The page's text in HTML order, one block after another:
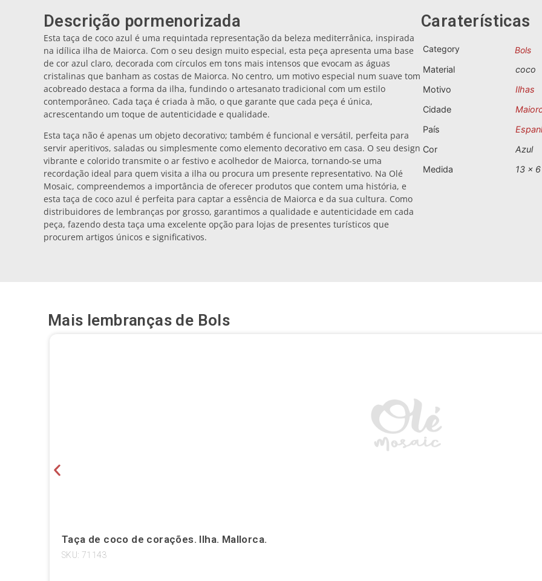
Descrição pormenorizada
Esta taça de coco azul é uma requintada representação da beleza mediterrânica, inspirada
na idílica ilha de Maiorca. Com o seu design muito especial, esta peça apresenta uma base
de cor azul claro, decorada com círculos em tons mais intensos que evocam as águas
cristalinas que banham as costas de Maiorca. No centro, um motivo especial num suave tom
acobreado destaca a forma da ilha, fundindo o artesanato tradicional com um estilo
contemporâneo. Cada taça é criada à mão, o que garante que cada peça é única,
acrescentando um toque de autenticidade e qualidade.
Esta taça não é apenas um objeto decorativo; também é funcional e versátil, perfeita para
servir aperitivos, saladas ou simplesmente como elemento decorativo em casa. O seu design
vibrante e colorido transmite o ar festivo e acolhedor de Maiorca, tornando-se uma
recordação ideal para quem visita a ilha ou procura um presente representativo. Na Olé
Mosaic, compreendemos a importância de oferecer produtos que contem uma história, e
esta taça de coco azul é perfeita para captar a essência de Maiorca e da sua cultura. Como
distribuidores de lembranças por grosso, garantimos a qualidade e autenticidade em cada
peça, fazendo desta taça uma excelente opção para lojas de presentes turísticos que
procurem artigos únicos e significativos.
Caraterísticas
Category
Bols
Material
coco
Motivo
Ilhas
Cidade
País
Cor
Azul
Medida
13 x
Mais lembranças de Bols
Taça de coco de corações. Ilha. Mallorca.
SKU: 71143